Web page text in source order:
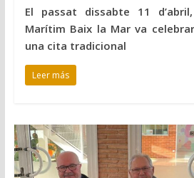
El passat dissabte 11
Marítim Baix la Mar va
una cita tradicional
Leer más